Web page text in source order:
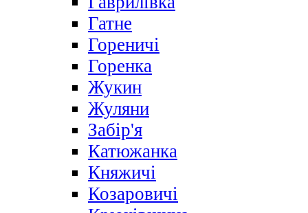
Гатне
Гореничі
Горенка
Жукин
Жуляни
Забір'я
Катюжанка
Княжичі
Козаровичі